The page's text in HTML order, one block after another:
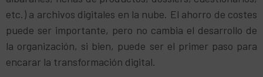
etc.) a archivos digitales en la nube. El ahorro de costes
puede ser importante, pero no cambia el desarrollo de
la organización, si bien, puede ser el primer paso para
encarar la transformación digital.